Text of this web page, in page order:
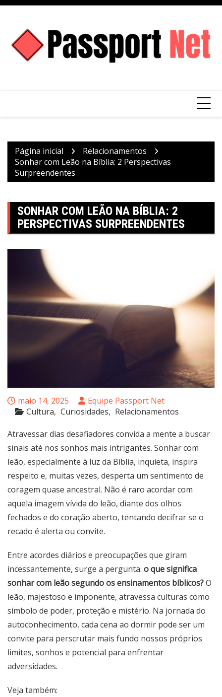
Ir
conteúdo
Página inicial
Relacionamentos
Sonhar com Leão na Bíblia: 2 Perspectivas
Surpreendentes
SONHAR COM LEÃO NA BÍBLIA: 2
PERSPECTIVAS SURPREENDENTES
maio 14, 2025
Equipe Passport Net
Cultura
Curiosidades Relacionamentos
Atravessar dias desafiadores convida a mente a buscar
sinais até nos sonhos mais intrigantes. Sonhar com
leão, especialmente à luz da Bíblia, inquieta, inspira
respeito e, muitas vezes, desperta um sentimento de
coragem quase ancestral. Não é raro acordar com
aquela imagem vívida do leão, diante dos olhos
fechados e do coração aberto, tentando decifrar se o
recado é alerta ou convite.
Entre acordes diários e preocupações que giram
incessantemente, surge a pergunta: o que significa
sonhar com leão segundo os ensinamentos bíblicos?O
leão, majestoso e imponente, atravessa culturas como
símbolo de poder, proteção e mistério. Na jornada do
autoconhecimento, cada cena ao dormir pode ser um
convite para perscrutar mais fundo nossos próprios
limites, sonhos e potencial para enfrentar
adversidades.
Veja também: